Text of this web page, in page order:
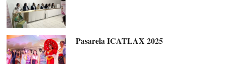
Pasarela ICATLAX 2025